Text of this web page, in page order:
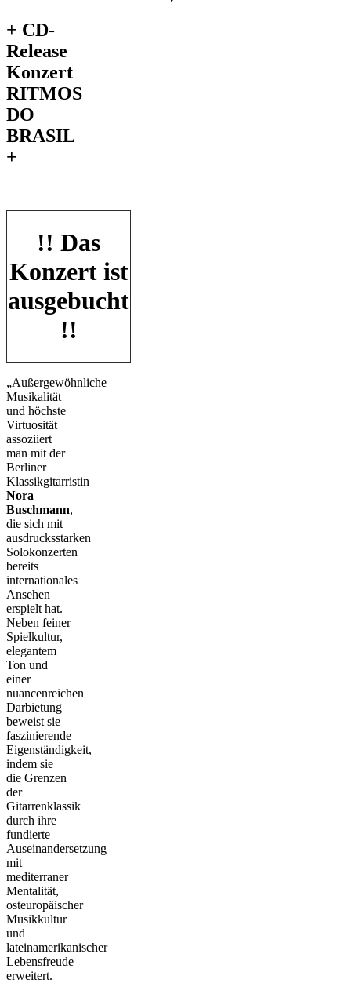
+ CD-
Release
Konzert
RITMOS
DO
BRASIL
+
!! Das
Konzert ist
ausgebucht
!!
„Außergewöhnliche
Musikalität
und höchste
Virtuosität
assoziiert
man mit der
Berliner
Klassikgitarristin
Nora
Buschmann,
die sich mit
ausdrucksstarken
Solokonzerten
bereits
internationales
Ansehen
erspielt hat.
Neben feiner
Spielkultur,
elegantem
Ton und
einer
nuancenreichen
Darbietung
beweist sie
faszinierende
Eigenständigkeit,
indem sie
die Grenzen
der
Gitarrenklassik
durch ihre
fundierte
Auseinandersetzung
mit
mediterraner
Mentalität,
osteuropäischer
Musikkultur
und
lateinamerikanischer
Lebensfreude
erweitert.